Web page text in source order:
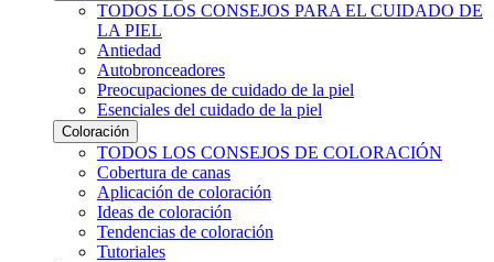
TODOS LOS CONSEJOS PARA EL CUIDADO DE
LA PIEL
Antiedad
Autobronceadores
Preocupaciones de cuidado de la piel
Esenciales del cuidado de la piel
Coloración
TODOS LOS CONSEJOS DE COLORACIÓN
Cobertura de canas
Aplicación de coloración
Ideas de coloración
Tendencias de coloración
Tutoriales